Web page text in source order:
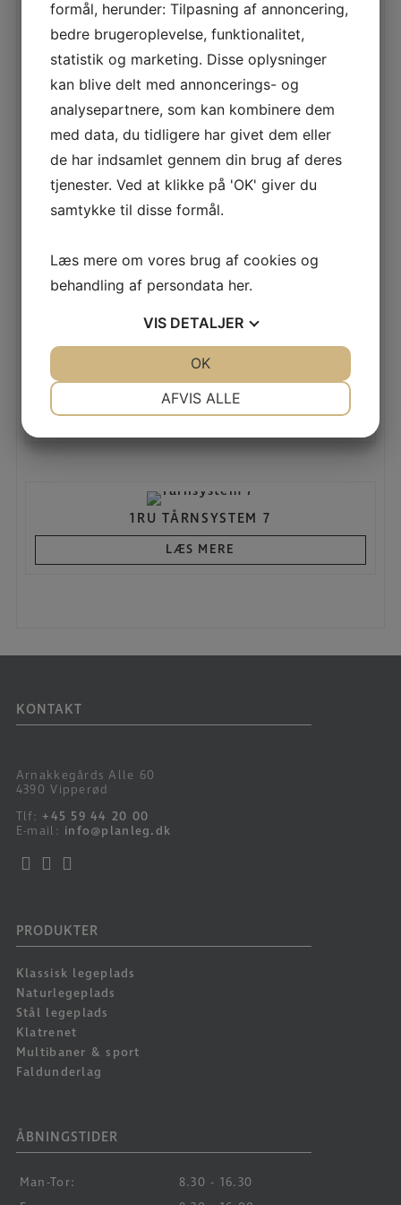
produktkort.
YDERLIGERE INFORMATION
Filtrer efter
type
Klassisk
RELATEREDE VARER
1RU MINISYSTEM 22
LÆS MERE
1RU TÅRNSYSTEM 61
LÆS MERE
1RU TÅRNSYSTEM 7
LÆS MERE
KONTAKT
Arnakkegårds Alle 60
4390 Vipperød
Tlf: +45 59 44 20 00
E-mail: info@planleg.dk
PRODUKTER
Klassisk legeplads
Naturlegeplads
Stål legeplads
Klatrenet
Multibaner & sport
Faldunderlag
ÅBNINGSTIDER
Man-Tor:
8.30 - 16.30
formål, herunder: Tilpasning af annoncering,
bedre brugeroplevelse, funktionalitet,
statistik og marketing. Disse oplysninger
kan blive delt med annoncerings- og
analysepartnere, som kan kombinere dem
med data, du tidligere har givet dem eller
de har indsamlet gennem din brug af deres
tjenester. Ved at klikke på 'OK' giver du
samtykke til disse formål.
Læs mere om vores brug af cookies og
behandling af persondata her.
VIS DETALJER
AFVIS ALLE
OK